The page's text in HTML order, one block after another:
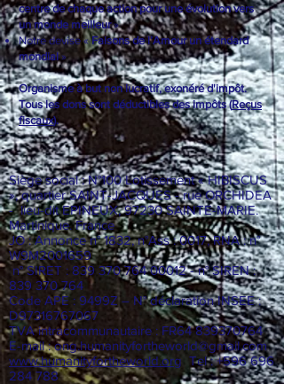
centre de chaque action pour une évolution vers
un monde meilleur»
Notre devise «Faisons de l’Amour un étendard
mondial»
Organisme à but non lucratif, exonéré d'impôt.
Tous les dons sont déductibles des impôts (Reçus
fiscaux).
Siège social : N°100 Lotissement « HIBISCUS
», quartier SAINT-JACQUES - rue ORCHIDEA
- lieu-dit EPINEUX, 97230 SAINTE-MARIE.
Martinique. France
JO : Annonce n° 1832, n°Ass : 0017, RNA : n°
W9M2001659
n° SIRET : 839 370 764 00012- n° SIREN :
839 370 764
Code APE : 9499Z – N° déclaration INSEE :
D97316767067
TVA intracommunautaire : FR64839370764
E-mail :ong.humanityfortheworld@gmail.com
www.humanityfortheworld.org Tel : +596 696
284 788